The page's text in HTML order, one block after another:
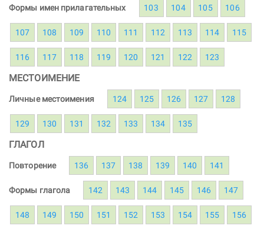
Формы имен прилагательных 103 104 105 106
107 108 109 110 111 112 113 114 115
116 117 118 119 120 121 122 123
МЕСТОИМЕНИЕ
Личные местоимения 124 125 126 127 128
129 130 131 132 133 134 135
ГЛАГОЛ
Повторение 136 137 138 139 140 141
Формы глагола 142 143 144 145 146 147
148 149 150 151 152 153 154 155 156